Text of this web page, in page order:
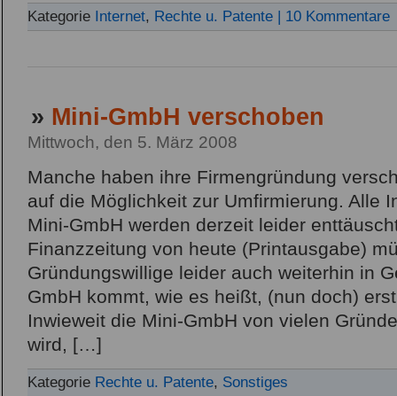
Kategorie Internet, Rechte u. Patente | 10 Kommentare
» Mini-GmbH verschoben
Mittwoch, den 5. März 2008
Manche haben ihre Firmengründung
auf die Möglichkeit zur Umfirmierung. Alle
Mini-GmbH werden derzeit leider
Finanzzeitung von heute (Printausgabe)
Gründungswillige leider auch weiterhin in
GmbH kommt, wie es heißt, (nun doch)
Inwieweit die Mini-GmbH von vielen
wird, […]
Kategorie Rechte u. Patente, Sonstiges